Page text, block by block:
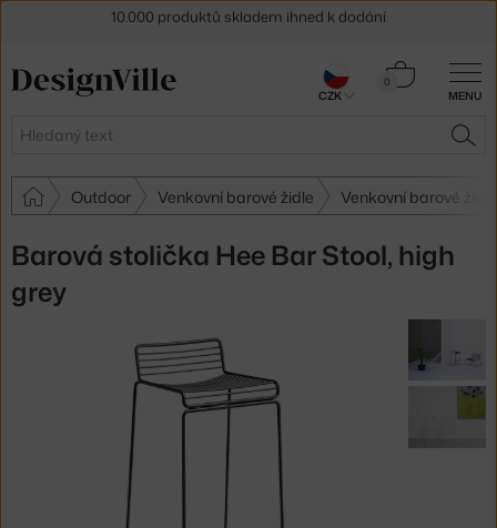
MENU
Hledat
0
Košík
Outdoor Venkovní barové židle Venkovní barové
Barová stolička Hee Bar Stool, high
grey
30 dní na vrácení zboží
CZK